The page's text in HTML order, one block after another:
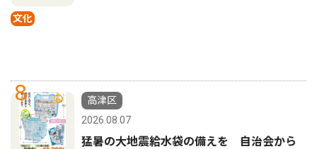
文化
8
高津区
2026.08.07
猛暑の大地震給水袋の備えを 自治会から